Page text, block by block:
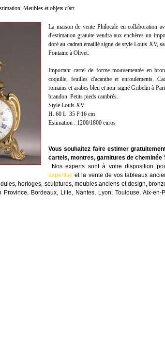
, Meubles et objets d'art
La maison de vente Philocale en collaboration
d'estimation gratuite vendra aux enchères un
doré au cadran émaillé signé de style Louis XV,
Fontaine à Olivet.
Important cartel de forme mouvementée en
coquille, feuilles d'acanthe et enroulements.
romains et arabes bleu et noir signé Gribelin à
brandon. Petits pieds cambrés.
Style Louis XV
H. 60 L. 35 P.16 cm
Estimation : 1200/1800 euros
Vous souhaitez faire estimer
cartels, montres, garnitures de cheminée
Nos experts sont à votre disposition
expertise et la vente de vos tableaux
horloges, sculptures, meubles anciens et design,
Province, Bordeaux, Lille, Nantes, Lyon, Toulouse, Aix-en-